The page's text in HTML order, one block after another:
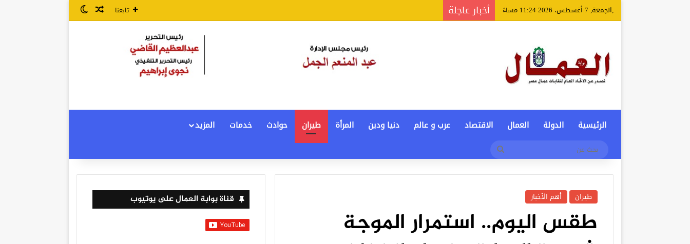
,الجمعة, 7 أغسطس، 2026 11:24 مساءً أخبار عاجلة تابعنا مقال عشوائي
الوضع المظلم
الرئيسية الدولة العمال الاقتصاد عرب و عالم دنيا ودين المرأة طيران حوادث خدمات
المزيد
طيران أهم الأخبار
طقس اليوم.. استمرار الموجة
قناة بوابة العمال على يوتيوب